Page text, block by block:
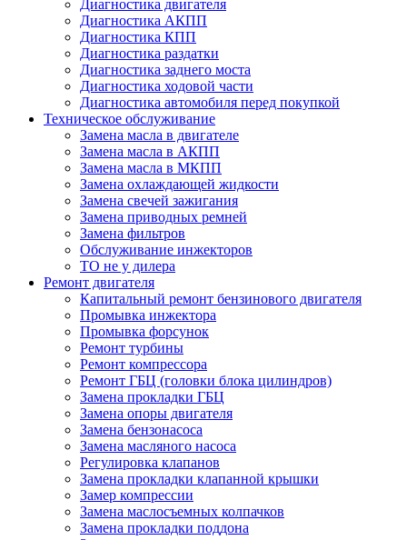
Диагностика двигателя
Диагностика АКПП
Диагностика КПП
Диагностика раздатки
Диагностика заднего моста
Диагностика ходовой части
Диагностика автомобиля перед покупкой
Техническое обслуживание
Замена масла в двигателе
Замена масла в АКПП
Замена масла в МКПП
Замена охлаждающей жидкости
Замена свечей зажигания
Замена приводных ремней
Замена фильтров
Обслуживание инжекторов
ТО не у дилера
Ремонт двигателя
Капитальный ремонт бензинового двигателя
Промывка инжектора
Промывка форсунок
Ремонт турбины
Ремонт компрессора
Ремонт ГБЦ (головки блока цилиндров)
Замена прокладки ГБЦ
Замена опоры двигателя
Замена бензонасоса
Замена масляного насоса
Регулировка клапанов
Замена прокладки клапанной крышки
Замер компрессии
Замена маслосъемных колпачков
Замена прокладки поддона